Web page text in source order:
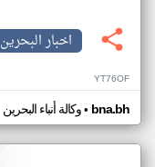
اخبار البحرين
YT76OF
وكالة أنباء البحرين• bna.bh